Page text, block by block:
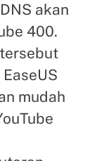
akan
400.
mudah